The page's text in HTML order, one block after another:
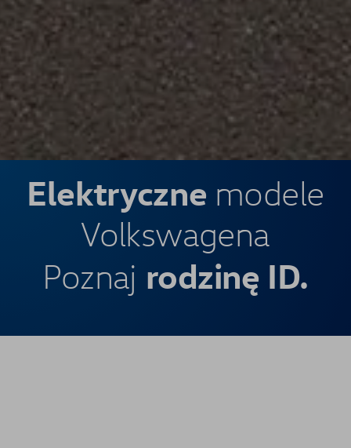
Elektryczne modele
Volkswagena
Poznaj rodzinę ID.